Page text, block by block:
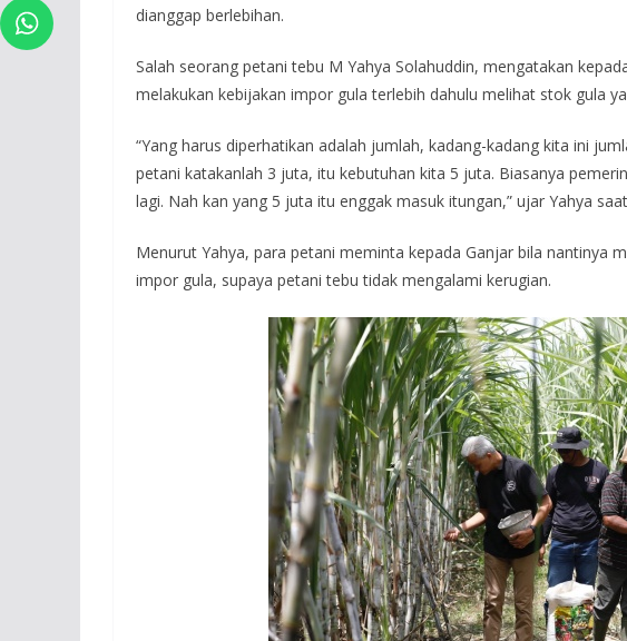
dianggap berlebihan.
Salah seorang petani tebu M Yahya Solahuddin, mengatakan
melakukan kebijakan impor gula terlebih dahulu melihat stok gula
“Yang harus diperhatikan adalah jumlah, kadang-kadang kita ini
petani katakanlah 3 juta, itu kebutuhan kita 5 juta. Biasanya
lagi. Nah kan yang 5 juta itu enggak masuk itungan,” ujar Yahya
Menurut Yahya, para petani meminta kepada Ganjar bila nantinya
impor gula, supaya petani tebu tidak mengalami kerugian.